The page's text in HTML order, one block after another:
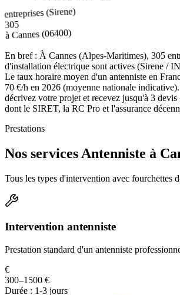
entreprises (Sirene)
305
àCannes(06400)
En bref : À Cannes (Alpes-Maritimes), 305
d'installation électrique sont actives (Sirene /
Le taux horaire moyen d'un antenniste en
70 €/h en 2026 (moyenne nationale
décrivez votre projet et recevez jusqu'à 3 devis
dont le SIRET, la RC Pro et l'assurance
Prestations
Nos services Antenniste à
Tous les types d'intervention avec fourchettes
Intervention antenniste
Prestation standard d'un antenniste
€
300–1500 €
Durée : 1-3 jours